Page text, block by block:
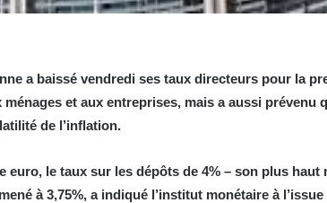
a baissé vendredi ses taux directeurs pour la
ménages et aux entreprises, mais a aussi prévenu
de l’inflation.
euro, le taux sur les dépôts de 4% – son plus haut
à 3,75%, a indiqué l’institut monétaire à